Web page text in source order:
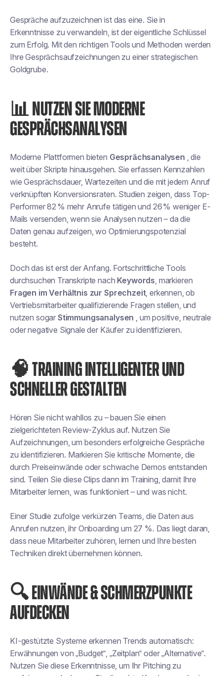
Gespräche aufzuzeichnen ist das eine. Sie in
Erkenntnisse zu verwandeln, ist der eigentliche Schlüssel
zum Erfolg. Mit den richtigen Tools und Methoden werden
Ihre Gesprächsaufzeichnungen zu einer strategischen
Goldgrube.
📊 NUTZEN SIE MODERNE
GESPRÄCHSANALYSEN
Moderne Plattformen bieten Gesprächsanalysen , die
weit über Skripte hinausgehen. Sie erfassen Kennzahlen
wie Gesprächsdauer, Wartezeiten und die mit jedem Anruf
verknüpften Konversionsraten. Studien zeigen, dass Top-
Performer 82 % mehr Anrufe tätigen und 26 % weniger E-
Mails versenden, wenn sie Analysen nutzen – da die
Daten genau aufzeigen, wo Optimierungspotenzial
besteht.
Doch das ist erst der Anfang. Fortschrittliche Tools
durchsuchen Transkripte nach Keywords, markieren
Fragen im Verhältnis zur Sprechzeit, erkennen, ob
Vertriebsmitarbeiter qualifizierende Fragen stellen, und
nutzen sogar Stimmungsanalysen , um positive, neutrale
oder negative Signale der Käufer zu identifizieren.
🧠 TRAINING INTELLIGENTER UND
SCHNELLER GESTALTEN
Hören Sie nicht wahllos zu – bauen Sie einen
zielgerichteten Review-Zyklus auf. Nutzen Sie
Aufzeichnungen, um besonders erfolgreiche Gespräche
zu identifizieren. Markieren Sie kritische Momente, die
durch Preiseinwände oder schwache Demos entstanden
sind. Teilen Sie diese Clips dann im Training, damit Ihre
Mitarbeiter lernen, was funktioniert – und was nicht.
Einer Studie zufolge verkürzen Teams, die Daten aus
Anrufen nutzen, ihr Onboarding um 27 %. Das liegt daran,
dass neue Mitarbeiter zuhören, lernen und Ihre besten
Techniken direkt übernehmen können.
🔍 EINWÄNDE & SCHMERZPUNKTE
AUFDECKEN
KI-gestützte Systeme erkennen Trends automatisch:
Erwähnungen von „Budget“, „Zeitplan“ oder „Alternative“.
Nutzen Sie diese Erkenntnisse, um Ihr Pitching zu